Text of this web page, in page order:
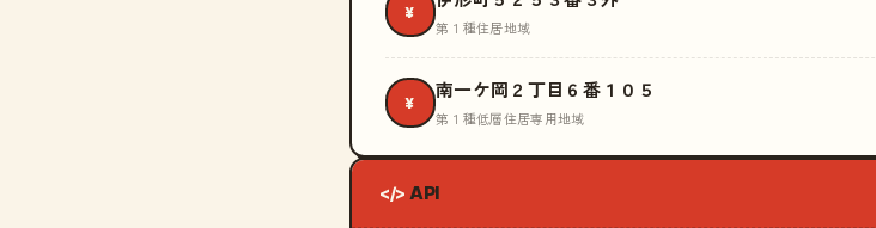
¥
第１種住居地域
¥
南一ケ岡２丁目６番１０５
第１種低層住居専用地域
</> API